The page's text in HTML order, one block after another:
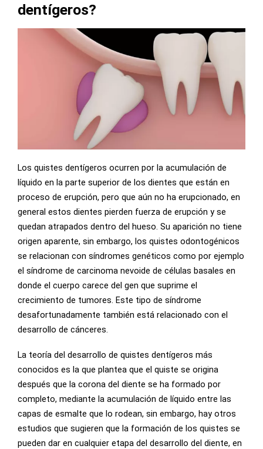
dentígeros?
Los quistes dentígeros ocurren por la acumulación de
líquido en la parte superior de los dientes que están en
proceso de erupción, pero que aún no ha erupcionado, en
general estos dientes pierden fuerza de erupción y se
quedan atrapados dentro del hueso. Su aparición no tiene
origen aparente, sin embargo, los quistes odontogénicos
se relacionan con síndromes genéticos como por ejemplo
el síndrome de carcinoma nevoide de células basales en
donde el cuerpo carece del gen que suprime el
crecimiento de tumores. Este tipo de síndrome
desafortunadamente también está relacionado con el
desarrollo de cánceres.
La teoría del desarrollo de quistes dentígeros más
conocidos es la que plantea que el quiste se origina
después que la corona del diente se ha formado por
completo, mediante la acumulación de líquido entre las
capas de esmalte que lo rodean, sin embargo, hay otros
estudios que sugieren que la formación de los quistes se
pueden dar en cualquier etapa del desarrollo del diente, en